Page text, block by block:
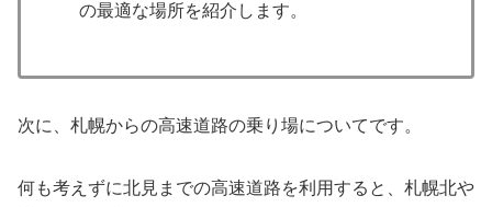
の最適な場所を紹介します。
次に、札幌からの高速道路の乗り場についてです。
何も考えずに北見までの高速道路を利用すると、札幌北や